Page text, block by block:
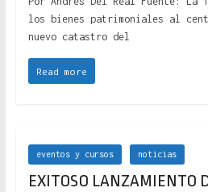
los bienes patrimoniales al
nuevo catastro del
Read more
eventos y cursos noticias
EXITOSO LANZAMIENTO